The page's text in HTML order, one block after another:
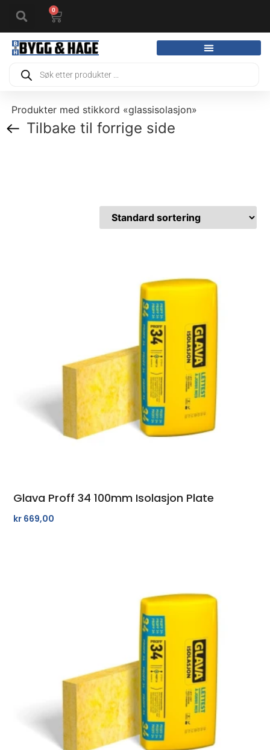
0
Produkter med stikkord «glassisolasjon»
Tilbake til forrige side
Glava Proff 34 100mm Isolasjon Plate
kr 669,00